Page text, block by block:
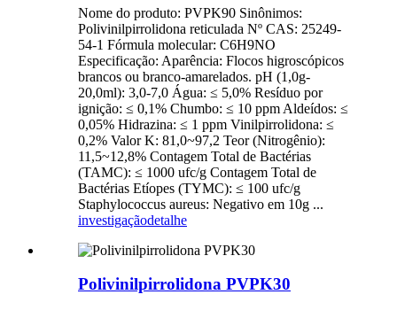
Nome do produto: PVPK90 Sinônimos:
Polivinilpirrolidona reticulada Nº CAS: 25249-
54-1 Fórmula molecular: C6H9NO
Especificação: Aparência: Flocos higroscópicos
brancos ou branco-amarelados. pH (1,0g-
20,0ml): 3,0-7,0 Água: ≤ 5,0% Resíduo por
ignição: ≤ 0,1% Chumbo: ≤ 10 ppm Aldeídos: ≤
0,05% Hidrazina: ≤ 1 ppm Vinilpirrolidona: ≤
0,2% Valor K: 81,0~97,2 Teor (Nitrogênio):
11,5~12,8% Contagem Total de Bactérias
(TAMC): ≤ 1000 ufc/g Contagem Total de
Bactérias Etíopes (TYMC): ≤ 100 ufc/g
Staphylococcus aureus: Negativo em 10g ...
investigaçãodetalhe
Polivinilpirrolidona PVPK30